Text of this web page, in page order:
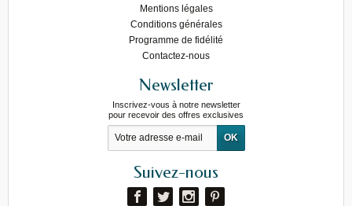
Mentions légales
Conditions générales
Programme de fidélité
Contactez-nous
Newsletter
Inscrivez-vous à notre newsletter
pour recevoir des offres exclusives
Suivez-nous